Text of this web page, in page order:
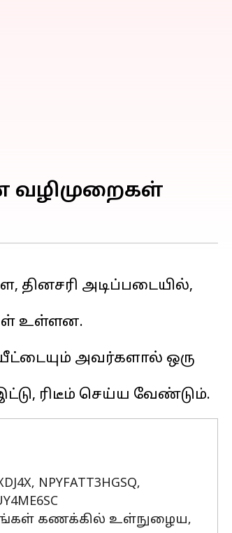
வழிமுறைகள்
தினசரி அடிப்படையில்,
உள்ளன.
அவர்களால் ஒரு
NPYFATT3HGSQ,
உங்கள் கணக்கில் உள்நுழைய,